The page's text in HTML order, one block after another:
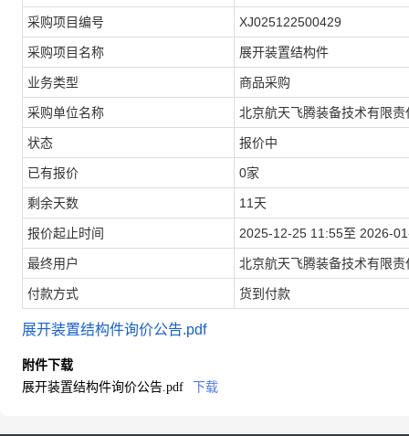
采购项目编号 XJ025122500429
采购项目名称 展开装置结构件
业务类型 商品采购
采购单位名称 北京航天飞腾装备技术有限责
状态 报价中
已有报价 0家
剩余天数 11天
报价起止时间 2025-12-25 11:55至 2026-
最终用户 北京航天飞腾装备技术有限责
付款方式 货到付款
展开装置结构件询价公告.pdf
附件下载
展开装置结构件询价公告.pdf
下载